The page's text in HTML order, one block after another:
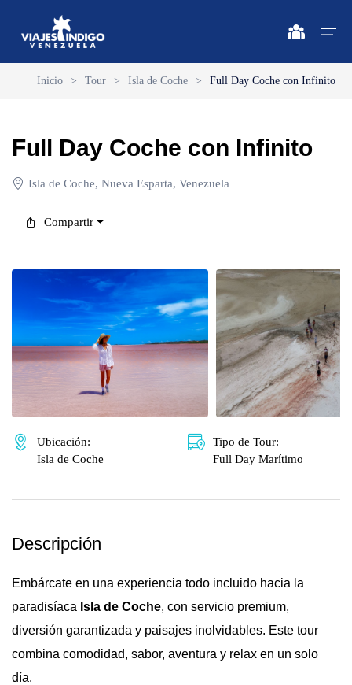
Destinos
Destinos
🔍 Sol y Playa
🌴 Coche
🌴 Los Roques
🌴 Anzoátegui
🌴 Mochima
🌴 Morrocoy
🌴 Península de Paria
🔍 Naturaleza y Ciudad
🔍 Naturaleza y Ciudad
🌴 Mérida
🌴 Delta del Orinoco
🌴 Colonia Tovar
🌴 Catatumbo
Vuelos
Apartamentos
Vehículos
Cruceros
Circuitos
Promociones
Inicio > Tour > Isla de Coche > Full Day Coche con Infinito
Full Day Coche con Infinito
Isla de Coche, Nueva Esparta, Venezuela
Compartir
Ubicación:
Isla de Coche
Tipo de Tour:
Full Day Marítimo
Descripción
Embárcate en una experiencia todo incluido hacia la
paradisíaca Isla de Coche, con servicio premium,
diversión garantizada y paisajes inolvidables. Este tour
combina comodidad, sabor, aventura y relax en un solo
día.